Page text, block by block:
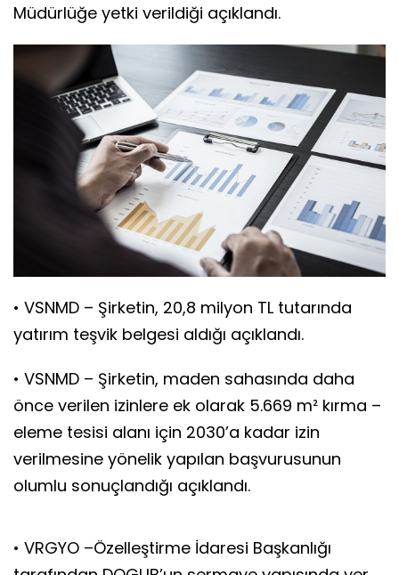
Müdürlüğe yetki verildiği açıklandı.
• VSNMD – Şirketin, 20,8 milyon TL tutarında
yatırım teşvik belgesi aldığı açıklandı.
• VSNMD – Şirketin, maden sahasında daha
önce verilen izinlere ek olarak 5.669 m² kırma –
eleme tesisi alanı için 2030’a kadar izin
verilmesine yönelik yapılan başvurusunun
olumlu sonuçlandığı açıklandı.
• VRGYO –Özelleştirme İdaresi Başkanlığı